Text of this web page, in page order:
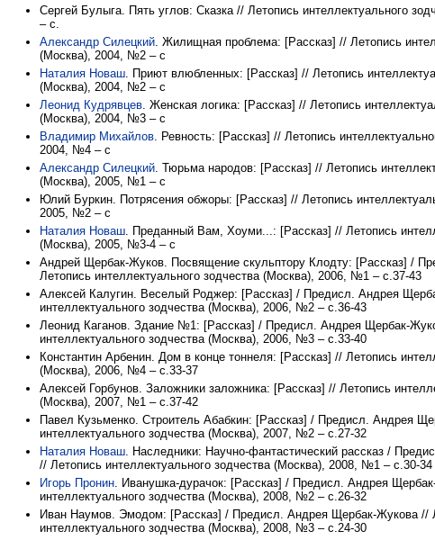
Сергей Булыга. Пять углов: Сказка // Летопись интеллектуального
– с.
Александр Силецкий. Жилищная проблема: [Рассказ] // Летопись
(Москва), 2004, №2 – с
Наталия Новаш. Приют влюбленных: [Рассказ] // Летопись
(Москва), 2004, №2 – с
Леонид Кудрявцев. Женская логика: [Рассказ] // Летопись
(Москва), 2004, №3 – с
Владимир Михайлов. Ревность: [Рассказ] // Летопись
2004, №4 – с
Александр Силецкий. Тюрьма народов: [Рассказ] // Летопись
(Москва), 2005, №1 – с
Юлий Буркин. Потрясения обжоры: [Рассказ] // Летопись
2005, №2 – с
Наталия Новаш. Преданный Вам, Хоуми...: [Рассказ] // Летопись
(Москва), 2005, №3-4 – с
Андрей Щербак-Жуков. Посвящение скульптору Клодту: [Рассказ] /
Летопись интеллектуального зодчества (Москва), 2006, №1 – с.37-43
Алексей Калугин. Веселый Роджер: [Рассказ] / Предисл. Андрея
интеллектуального зодчества (Москва), 2006, №2 – с.36-43
Леонид Каганов. Здание №1: [Рассказ] / Предисл. Андрея Щербак-
интеллектуального зодчества (Москва), 2006, №3 – с.33-40
Константин Арбенин. Дом в конце тоннеля: [Рассказ] // Летопись
(Москва), 2006, №4 – с.33-37
Алексей Горбунов. Заложники заложника: [Рассказ] // Летопись
(Москва), 2007, №1 – с.37-42
Павел Кузьменко. Строитель Абабкин: [Рассказ] / Предисл. Андрея
интеллектуального зодчества (Москва), 2007, №2 – с.27-32
Наталия Новаш. Наследники: Научно-фантастический рассказ /
// Летопись интеллектуального зодчества (Москва), 2008, №1 – с.30-34
Игорь Пронин. Иванушка-дурачок: [Рассказ] / Предисл. Андрея
интеллектуального зодчества (Москва), 2008, №2 – с.26-32
Иван Наумов. Эмодом: [Рассказ] / Предисл. Андрея Щербак-Жукова //
интеллектуального зодчества (Москва), 2008, №3 – с.24-30